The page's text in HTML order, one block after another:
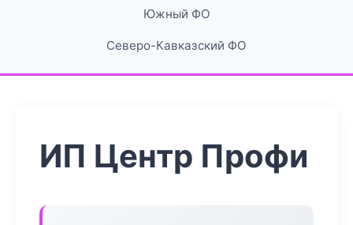
Южный ФО
Северо-Кавказский ФО
ИП Центр Профи